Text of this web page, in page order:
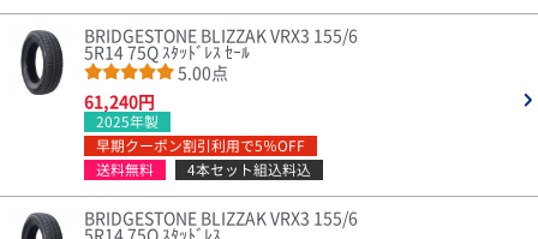
BRIDGESTONE BLIZZAK VRX3 155/6
5R14 75Q ｽﾀｯﾄﾞﾚｽ ｾｰﾙ
5.00点
61,240円
2025年製
早期クーポン割引利用で5％OFF
送料無料
4本セット組込料込
BRIDGESTONE BLIZZAK VRX3 155/6